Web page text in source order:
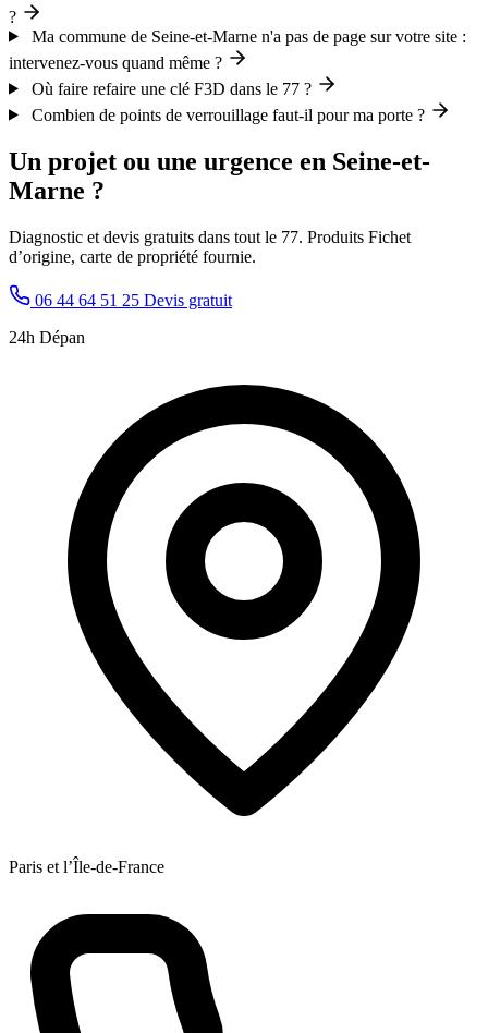
?
Ma commune de Seine-et-Marne n'a pas de page sur votre site :
intervenez-vous quand même ?
Où faire refaire une clé F3D dans le 77 ?
Combien de points de verrouillage faut-il pour ma porte ?
Un projet ou une urgence en Seine-et-
Marne ?
Diagnostic et devis gratuits dans tout le 77. Produits Fichet
d’origine, carte de propriété fournie.
06 44 64 51 25 Devis gratuit
24h Dépan
Paris et l’Île-de-France